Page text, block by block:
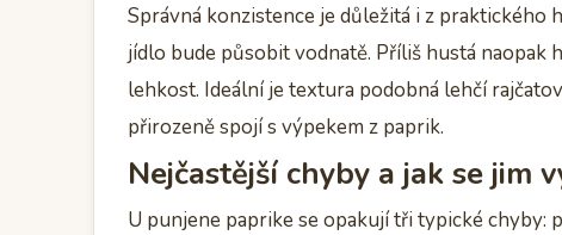
Správná konzistence je důležitá i z praktického
jídlo bude působit vodnatě. Příliš hustá naopak
lehkost. Ideální je textura podobná lehčí
přirozeně spojí s výpekem z paprik.
Nejčastější chyby a jak se jim
U punjene paprike se opakují tři typické chyby: